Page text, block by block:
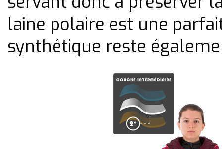
laine polaire est une
synthétique reste